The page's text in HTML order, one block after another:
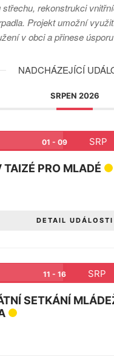
střechu, rekonstrukci
Projekt umožní
v obci a přinese
NADCHÁZEJÍCÍ
SRPEN 2026
01 - 09 SRP
TAIZÉ PRO MLADÉ
DETAIL UDÁLOSTI
11 - 16 SRP
SETKÁNÍ